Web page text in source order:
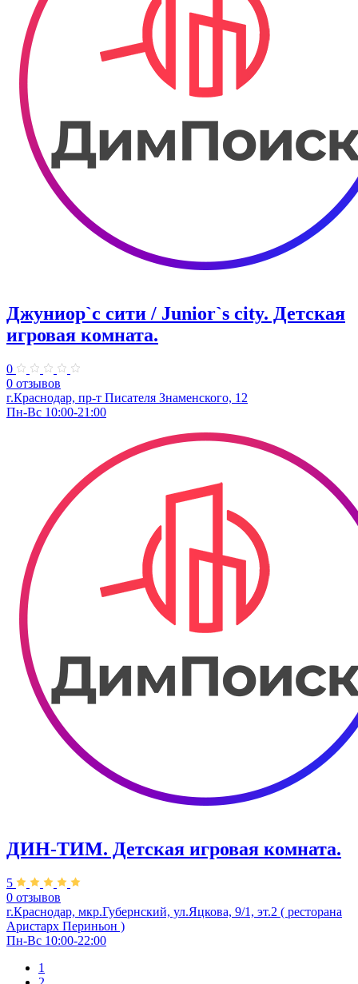
Джуниор`с сити / Junior`s city. ​Детская
игровая комната.
0
0 отзывов
​г.Краснодар, пр-т Писателя Знаменского, 12
Пн-Вс 10:00-21:00
ДИН-ТИМ. Детская игровая комната.
5
0 отзывов
г.Краснодар, мкр.Губернский, ул.Яцкова, 9/1, эт.2 ( ресторана
Аристарх Периньон )
Пн-Вс 10:00-22:00
1